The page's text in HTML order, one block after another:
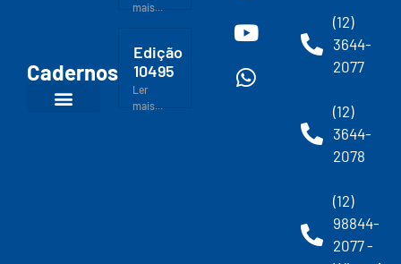
Cadernos
mais...
Edição
10495
Ler
mais...
(12)
3644-
2077
(12)
3644-
2078
(12)
98844-
2077 -